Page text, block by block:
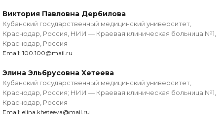
Виктория Павловна Дербилова
Кубанский государственный медицинский университет,
Краснодар, Россия, НИИ — Краевая клиническая больница №1,
Краснодар, Россия
Email: 100.100@mail.ru
Элина Эльбрусовна Хетеева
Кубанский государственный медицинский университет,
Краснодар, Россия; НИИ — Краевая клиническая больница №1,
Краснодар, Россия
Email: elina.kheteeva@mail.ru